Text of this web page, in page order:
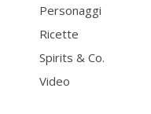
Personaggi
Ricette
Spirits & Co.
Video